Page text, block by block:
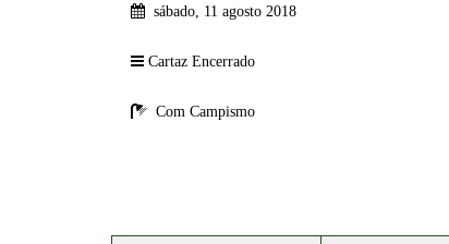
sábado, 11 agosto 2018
Cartaz Encerrado
Com Campismo